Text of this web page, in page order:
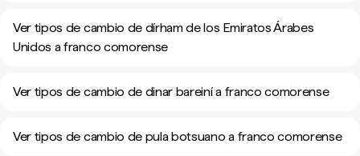
Ver tipos de cambio de dírham de los Emiratos Árabes
Unidos a franco comorense
Ver tipos de cambio de dinar bareiní a franco comorense
Ver tipos de cambio de pula botsuano a franco comorense